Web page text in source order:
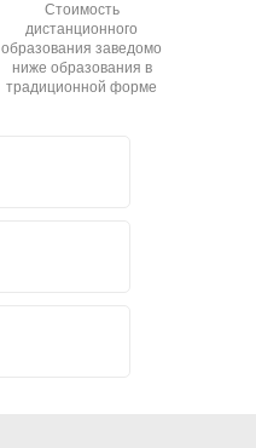
Стоимость
дистанционного
образования заведомо
ниже образования в
традиционной форме